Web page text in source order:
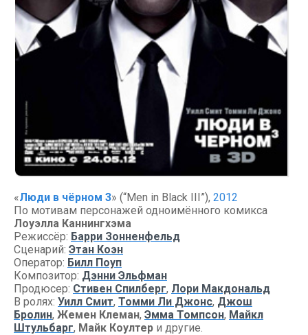
«Люди в чёрном 3» (“Men in Black III”), 2012
По мотивам персонажей одноимённого комикса
Лоуэлла Каннингхэма
Режиссёр: Барри Зонненфельд
Сценарий: Этан Коэн
Оператор: Билл Поуп
Композитор: Дэнни Эльфман
Продюсер: Стивен Спилберг, Лори Макдональд
В ролях: Уилл Смит, Томми Ли Джонс, Джош
Бролин, Жемен Клеман, Эмма Томпсон, Майкл
Штульбарг, Майк Коултер и другие.